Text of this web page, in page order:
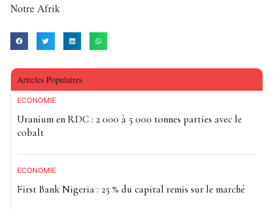
Notre Afrik
Articles Populaires
ECONOMIE
Uranium en RDC : 2 000 à 5 000 tonnes parties avec le
cobalt
ECONOMIE
First Bank Nigeria : 25 % du capital remis sur le marché